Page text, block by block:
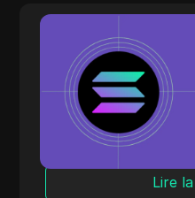
Augmentez vos
Solana en préparant
Cultivez plusieurs
chances de gagner
l'une des
Lire